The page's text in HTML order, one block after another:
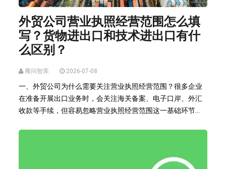
外贸公司营业执照经营范围怎么填
写？货物进出口和技术进出口有什
么区别？
骞问智库 2026-07-08
一、外贸公司为什么需要关注营业执照经营范围？很多企业
在准备开展出口业务时，会关注海关备案、电子口岸、外汇
收款等手续，但容易忽略营业执照经营范围这一基础环节...